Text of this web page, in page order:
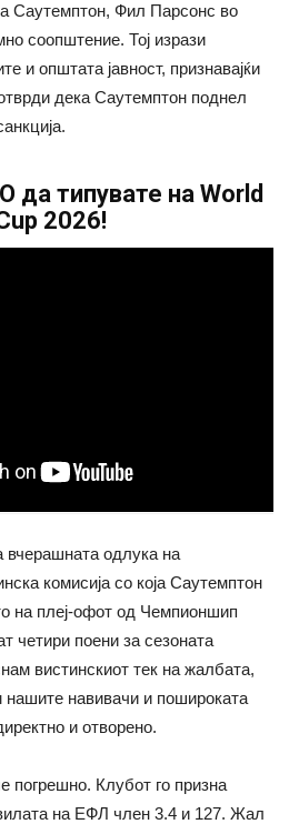
Саутемптон, Фил Парсонс во
соопштение. Тој изрази
и општата јавност, признавајќи
дека Саутемптон поднел
типувате на World
2026!
одлука на
комисија со која Саутемптон
на плеј-офот од Чемпионшип
четири поени за сезоната
вистинскиот тек на жалбата,
нашите навивачи и пошироката
и отворено.
Клубот го призна
на ЕФЛ член 3.4 и 127. Жал